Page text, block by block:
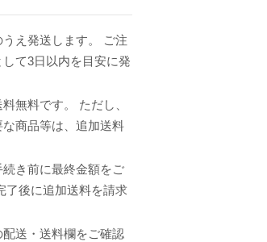
え発送します。 ご注
て3日以内を目安に発
無料です。 ただし、
商品等は、追加送料
き前に最終金額をご
了後に追加送料を請求
送・送料欄をご確認